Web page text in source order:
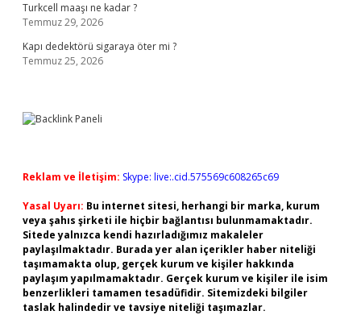
Turkcell maaşı ne kadar ?
Temmuz 29, 2026
Kapı dedektörü sigaraya öter mi ?
Temmuz 25, 2026
Reklam ve İletişim: Skype: live:.cid.575569c608265c69
Yasal Uyarı: Bu internet sitesi, herhangi bir marka, kurum
veya şahıs şirketi ile hiçbir bağlantısı bulunmamaktadır.
Sitede yalnızca kendi hazırladığımız makaleler
paylaşılmaktadır. Burada yer alan içerikler haber niteliği
taşımamakta olup, gerçek kurum ve kişiler hakkında
paylaşım yapılmamaktadır. Gerçek kurum ve kişiler ile isim
benzerlikleri tamamen tesadüfidir. Sitemizdeki bilgiler
taslak halindedir ve tavsiye niteliği taşımazlar.